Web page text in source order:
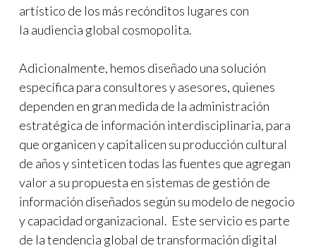
artístico de los más recónditos lugares con
la audiencia global cosmopolita.
Adicionalmente, hemos diseñado una solución
específica para consultores y asesores, quienes
dependen en gran medida de la administración
estratégica de información interdisciplinaria, para
que organicen y capitalicen su producción cultural
de años y sinteticen todas las fuentes que agregan
valor a su propuesta en sistemas de gestión de
información diseñados según su modelo de negocio
y capacidad organizacional. Este servicio es parte
de la tendencia global de transformación digital